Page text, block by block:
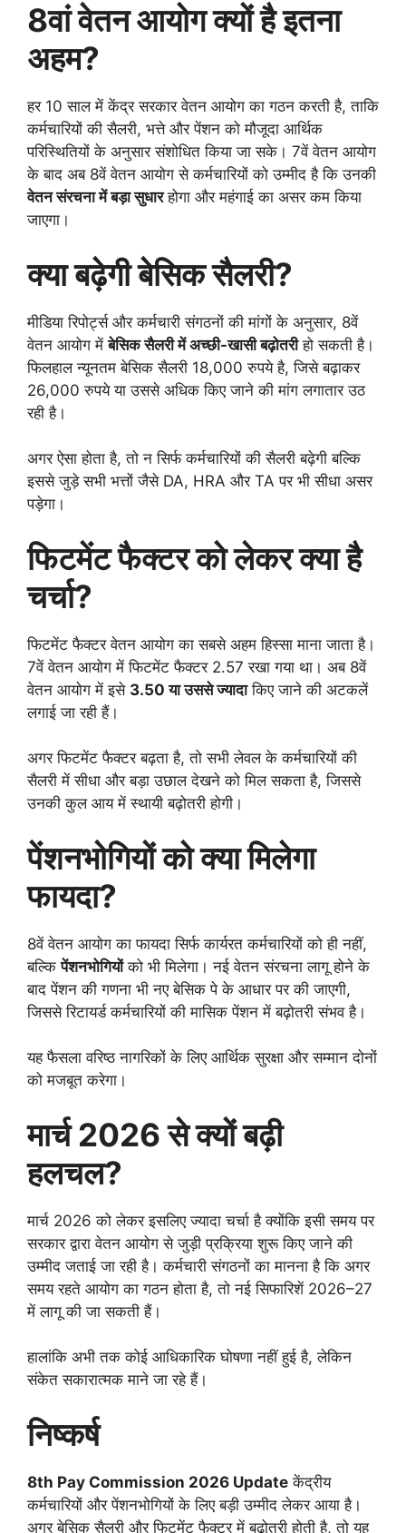
8वां वेतन आयोग क्यों है इतना
अहम?
हर 10 साल में केंद्र सरकार वेतन आयोग का गठन करती है, ताकि
कर्मचारियों की सैलरी, भत्ते और पेंशन को मौजूदा आर्थिक
परिस्थितियों के अनुसार संशोधित किया जा सके। 7वें वेतन आयोग
के बाद अब 8वें वेतन आयोग से कर्मचारियों को उम्मीद है कि उनकी
वेतन संरचना में बड़ा सुधारहोगा और महंगाई का असर कम किया
जाएगा।
क्या बढ़ेगी बेसिक सैलरी?
मीडिया रिपोर्ट्स और कर्मचारी संगठनों की मांगों के अनुसार, 8वें
वेतन आयोग मेंबेसिक सैलरी में अच्छी-खासी बढ़ोतरीहो सकती है।
फिलहाल न्यूनतम बेसिक सैलरी 18,000 रुपये है, जिसे बढ़ाकर
26,000 रुपये या उससे अधिक किए जाने की मांग लगातार उठ
रही है।
अगर ऐसा होता है, तो न सिर्फ कर्मचारियों की सैलरी बढ़ेगी बल्कि
इससे जुड़े सभी भत्तों जैसे DA, HRA और TA पर भी सीधा असर
पड़ेगा।
फिटमेंट फैक्टर को लेकर क्या है
चर्चा?
फिटमेंट फैक्टर वेतन आयोग का सबसे अहम हिस्सा माना जाता है।
7वें वेतन आयोग में फिटमेंट फैक्टर 2.57 रखा गया था। अब 8वें
वेतन आयोग में इसे 3.50 या उससे ज्यादाकिए जाने की अटकलें
लगाई जा रही हैं।
अगर फिटमेंट फैक्टर बढ़ता है, तो सभी लेवल के कर्मचारियों की
सैलरी में सीधा और बड़ा उछाल देखने को मिल सकता है, जिससे
उनकी कुल आय में स्थायी बढ़ोतरी होगी।
पेंशनभोगियों को क्या मिलेगा
फायदा?
8वें वेतन आयोग का फायदा सिर्फ कार्यरत कर्मचारियों को ही नहीं,
बल्किपेंशनभोगियोंको भी मिलेगा। नई वेतन संरचना लागू होने के
बाद पेंशन की गणना भी नए बेसिक पे के आधार पर की जाएगी,
जिससे रिटायर्ड कर्मचारियों की मासिक पेंशन में बढ़ोतरी संभव है।
यह फैसला वरिष्ठ नागरिकों के लिए आर्थिक सुरक्षा और सम्मान दोनों
को मजबूत करेगा।
मार्च 2026 से क्यों बढ़ी
हलचल?
मार्च 2026 को लेकर इसलिए ज्यादा चर्चा है क्योंकि इसी समय पर
सरकार द्वारा वेतन आयोग से जुड़ी प्रक्रिया शुरू किए जाने की
उम्मीद जताई जा रही है। कर्मचारी संगठनों का मानना है कि अगर
समय रहते आयोग का गठन होता है, तो नई सिफारिशें 2026–27
में लागू की जा सकती हैं।
हालांकि अभी तक कोई आधिकारिक घोषणा नहीं हुई है, लेकिन
संकेत सकारात्मक माने जा रहे हैं।
निष्कर्ष
8th Pay Commission 2026 Update केंद्रीय
कर्मचारियों और पेंशनभोगियों के लिए बड़ी उम्मीद लेकर आया है।
अगर बेसिक सैलरी और फिटमेंट फैक्टर में बढ़ोतरी होती है, तो यह